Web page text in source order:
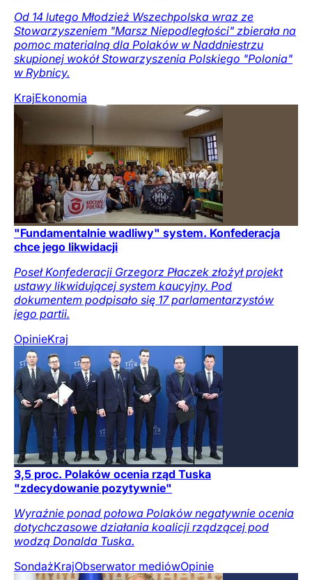
Od 14 lutego Młodzież Wszechpolska wraz ze
Stowarzyszeniem "Marsz Niepodległości" zbierała na
pomoc materialną dla Polaków w Naddniestrzu
skupionej wokół Stowarzyszenia Polskiego "Polonia"
w Rybnicy.
KrajEkonomia
"Fundamentalnie wadliwy" system. Konfederacja
chce jego likwidacji
Poseł Konfederacji Grzegorz Płaczek złożył projekt
ustawy likwidującej system kaucyjny. Pod
dokumentem podpisało się 17 parlamentarzystów
jego partii.
OpinieKraj
3,5 proc. Polaków ocenia rząd Tuska
"zdecydowanie pozytywnie"
Wyraźnie ponad połowa Polaków negatywnie ocenia
dotychczasowe działania koalicji rządzącej pod
wodzą Donalda Tuska.
SondażKrajObserwator mediówOpinie